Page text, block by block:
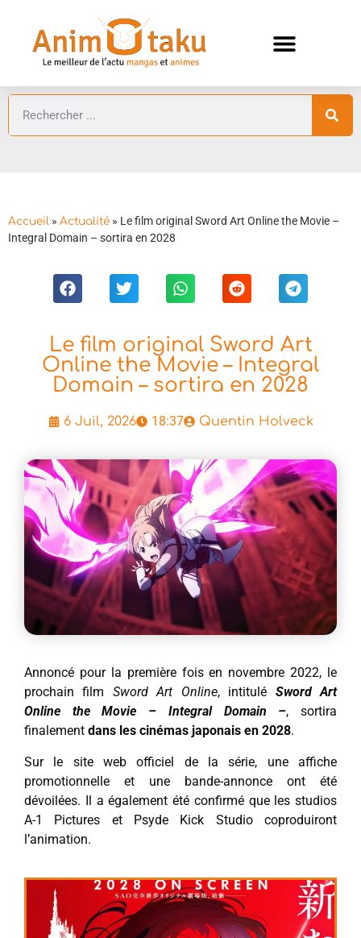
Accueil » Actualité » Le film original Sword Art Online the Movie –
Integral Domain – sortira en 2028
Le film original Sword Art
Online the Movie – Integral
Domain – sortira en 2028
6 Juil, 2026 18:37 Quentin Holveck
Annoncé pour la première fois en novembre 2022, le
prochain film Sword Art Online, intitulé Sword Art
Online the Movie – Integral Domain –, sortira
finalement dans les cinémas japonais en 2028.
Sur le site web officiel de la série, une affiche
promotionnelle et une bande-annonce ont été
dévoilées. Il a également été confirmé que les studios
A-1 Pictures et Psyde Kick Studio coproduiront
l’animation.